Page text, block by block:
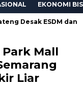
EKONOMI
Desak ESDM dan
Mall
Liar